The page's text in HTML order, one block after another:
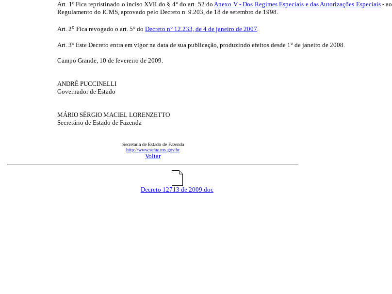
Art. 1º Fica repristinado o inciso XVII do § 4° do art. 52 doAnexo V - Dos Regimes Especiais e das Autorizações Especiais- ao
Regulamento do ICMS, aprovado pelo Decreto n. 9.203, de 18 de setembro de 1998.
Art. 2o Fica revogado o art. 5° doDecreto n° 12.233, de 4 de janeiro de 2007.
Art. 3° Este Decreto entra em vigor na data de sua publicação, produzindo efeitos desde 1° de janeiro de 2008.
Campo Grande, 10 de fevereiro de 2009.
ANDRÉ PUCCINELLI
Governador de Estado
MÁRIO SÉRGIO MACIEL LORENZETTO
Secretário de Estado de Fazenda
Secretaria de Estado de Fazenda
http://www.sefaz.ms.gov.br
Voltar
Decreto 12713 de 2009.doc